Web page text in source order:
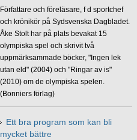
Författare och föreläsare, f d sportchef
och krönikör på Sydsvenska Dagbladet.
Åke Stolt har på plats bevakat 15
olympiska spel och skrivit två
uppmärksammade böcker, "Ingen lek
utan eld" (2004) och "Ringar av is"
(2010) om de olympiska spelen.
(Bonniers förlag)
Ett bra program som kan bli
mycket bättre